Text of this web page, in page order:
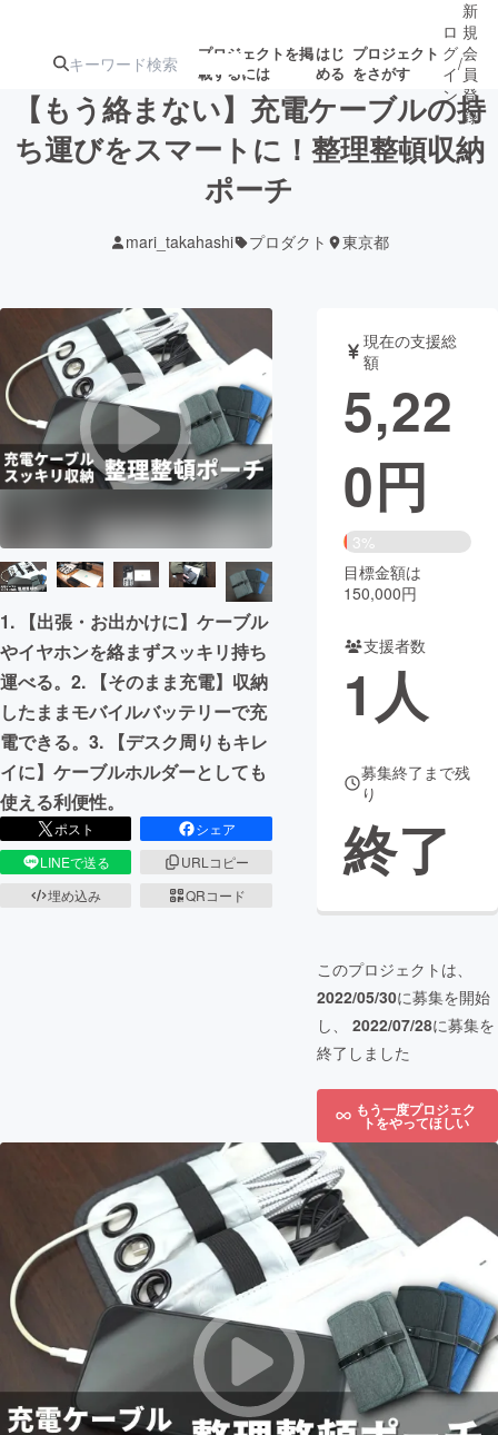
プロジェクトを掲
載するには
はじ
める
プロジェクト
をさがす
注目の新着プロ募集終了が近いプ
テクノロジー・ガジェット
映像・映画 書籍・雑誌
ビジネス・起業 チャレンジ
まちづくり・地域活性化
CAMPFIRE for Social Good CAMPFIRE Creation
CAMPFIREふるさと納税machi-ya コミュニティ
ロ
グ
イ
ン
/
新
規
会
員
登
録
【もう絡まない】充電ケーブルの持
ち運びをスマートに！整理整頓収納
ポーチ
mari_takahashi プロダクト 東京都
1. 【出張・お出かけに】ケーブル
やイヤホンを絡まずスッキリ持ち
運べる。2. 【そのまま充電】収納
したままモバイルバッテリーで充
電できる。3. 【デスク周りもキレ
イに】ケーブルホルダーとしても
使える利便性。
ポスト
シェア
LINEで送る
URLコピー
埋め込み
QRコード
現在の支援総
額
5,22
0円
3%
目標金額は
150,000円
支援者数
1人
募集終了まで残
り
終了
このプロジェクトは、
2022/05/30に募集を開始
し、 2022/07/28に募集を
終了しました
もう一度プロジェク
トをやってほしい